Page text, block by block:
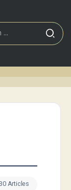
Articles